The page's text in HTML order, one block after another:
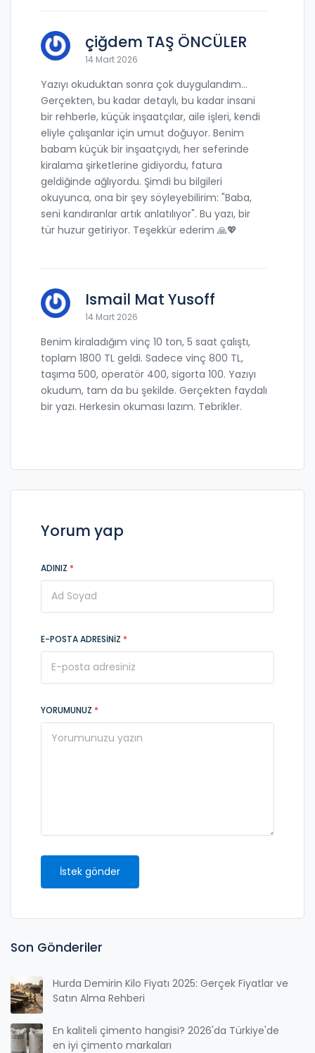
çiğdem TAŞ ÖNCÜLER
14 Mart 2026
Yazıyı okuduktan sonra çok duygulandım...
Gerçekten, bu kadar detaylı, bu kadar insani
bir rehberle, küçük inşaatçılar, aile işleri, kendi
eliyle çalışanlar için umut doğuyor. Benim
babam küçük bir inşaatçıydı, her seferinde
kiralama şirketlerine gidiyordu, fatura
geldiğinde ağlıyordu. Şimdi bu bilgileri
okuyunca, ona bir şey söyleyebilirim: "Baba,
seni kandıranlar artık anlatılıyor". Bu yazı, bir
tür huzur getiriyor. Teşekkür ederim 🙏💖
Ismail Mat Yusoff
14 Mart 2026
Benim kiraladığım vinç 10 ton, 5 saat çalıştı,
toplam 1800 TL geldi. Sadece vinç 800 TL,
taşıma 500, operatör 400, sigorta 100. Yazıyı
okudum, tam da bu şekilde. Gerçekten faydalı
bir yazı. Herkesin okuması lazım. Tebrikler.
Yorum yap
ADINIZ *
E-POSTA ADRESINIZ *
YORUMUNUZ *
İstek gönder
Son Gönderiler
Hurda Demirin Kilo Fiyatı 2025: Gerçek Fiyatlar ve
Satın Alma Rehberi
En kaliteli çimento hangisi? 2026'da Türkiye'de
en iyi çimento markaları